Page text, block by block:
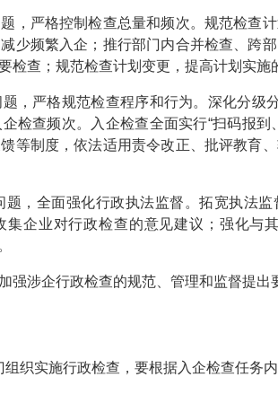
严格控制检查总量和频次。规范检查
少频繁入企；推行部门内合并检查、跨
检查；规范检查计划变更，提高计划实施
严格规范检查程序和行为。深化分级分
检查频次。入企检查全面实行“扫码报到
等制度，依法适用责令改正、批评教育
全面强化行政执法监督。拓宽执法监
企业对行政检查的意见建议；强化与
涉企行政检查的规范、管理和监督提出
织实施行政检查，要根据入企检查任务